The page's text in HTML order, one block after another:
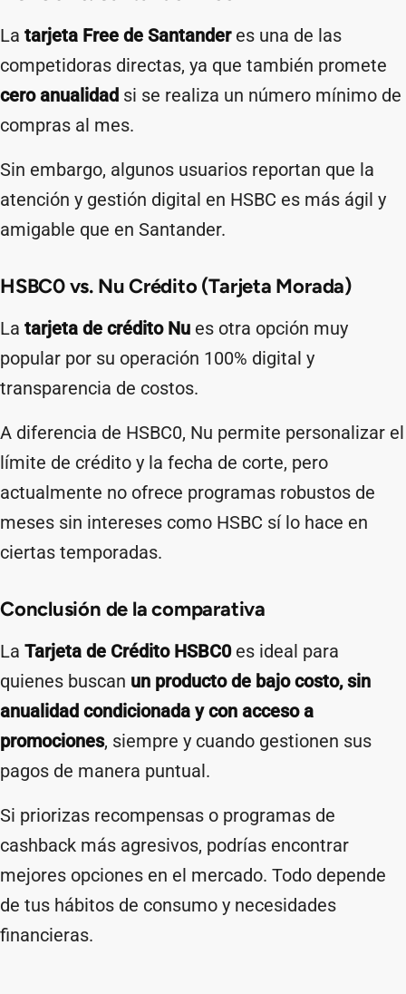
La tarjeta Free de Santanderes una de las
competidoras directas, ya que también promete
cero anualidad si se realiza un número mínimo de
compras al mes.
Sin embargo, algunos usuarios reportan que la
atención y gestión digital en HSBC es más ágil y
amigable que en Santander.
HSBC0 vs. Nu Crédito (Tarjeta Morada)
La tarjeta de crédito Nu es otra opción muy
popular por su operación 100% digital y
transparencia de costos.
A diferencia de HSBC0, Nu permite personalizar el
límite de crédito y la fecha de corte, pero
actualmente no ofrece programas robustos de
meses sin intereses como HSBC sí lo hace en
ciertas temporadas.
Conclusión de la comparativa
La Tarjeta de Crédito HSBC0es ideal para
quienes buscan un producto de bajo costo, sin
anualidad condicionada y con acceso a
promociones, siempre y cuando gestionen sus
pagos de manera puntual.
Si priorizas recompensas o programas de
cashback más agresivos, podrías encontrar
mejores opciones en el mercado. Todo depende
de tus hábitos de consumo y necesidades
financieras.